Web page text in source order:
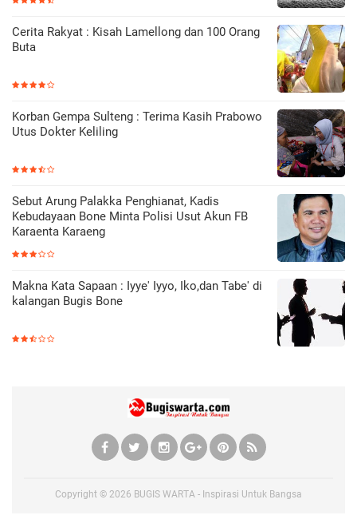
Cerita Rakyat : Kisah Lamellong dan 100 Orang
Buta
Korban Gempa Sulteng : Terima Kasih Prabowo
Utus Dokter Keliling
Sebut Arung Palakka Penghianat, Kadis
Kebudayaan Bone Minta Polisi Usut Akun FB
Karaenta Karaeng
Makna Kata Sapaan : Iyye' Iyyo, Iko,dan Tabe' di
kalangan Bugis Bone
Copyright © 2026 BUGIS WARTA - Inspirasi Untuk Bangsa